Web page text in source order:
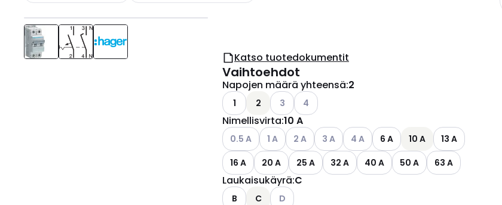
Katso tuotedokumentit
Vaihtoehdot
Napojen määrä yhteensä:2
1 2 Katso käytettävissä olevat vaihtoehdot
3 Katso käytettävissä olevat vaihtoehdot
4
Nimellisvirta:10 A
Katso käytettävissä olevat vaihtoehdot
0.5 A Katso käytettävissä olevat vaihtoehdot
1 A Katso käytettävissä olevat vaihtoehdot
2 A Katso käytettävissä olevat vaihtoehdot
3 A Katso käytettävissä olevat vaihtoehdot
4 A 6 A 10 A
13 A
16 A
20 A 25 A 32 A 40 A 50 A 63 A
Laukaisukäyrä:C
B C Katso käytettävissä olevat vaihtoehdot
D